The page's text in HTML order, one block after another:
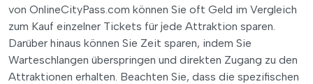
von OnlineCityPass.com können Sie oft Geld im Vergleich
zum Kauf einzelner Tickets für jede Attraktion sparen.
Darüber hinaus können Sie Zeit sparen, indem Sie
Warteschlangen überspringen und direkten Zugang zu den
Attraktionen erhalten. Beachten Sie, dass die spezifischen